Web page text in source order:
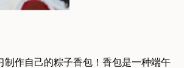
制作自己的粽子香包！香包是一种端午